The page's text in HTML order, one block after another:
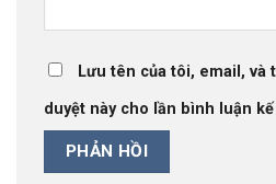
Lưu tên của tôi, email,
duyệt này cho lần bình luận